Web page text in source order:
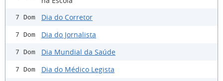
7 Dom Dia do Corretor
7 Dom Dia do Jornalista
7 Dom Dia Mundial da Saúde
7 Dom Dia do Médico Legista